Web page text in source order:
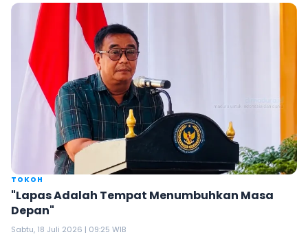
TOKOH
"Lapas Adalah Tempat Menumbuhkan Masa
Depan"
Sabtu, 18 Juli 2026 | 09:25 WIB